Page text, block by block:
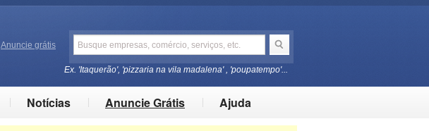
Anuncie grátis
Ex. 'Itaquerão', 'pizzaria na vila madalena' , 'poupatempo'...
Notícias Anuncie Grátis Ajuda